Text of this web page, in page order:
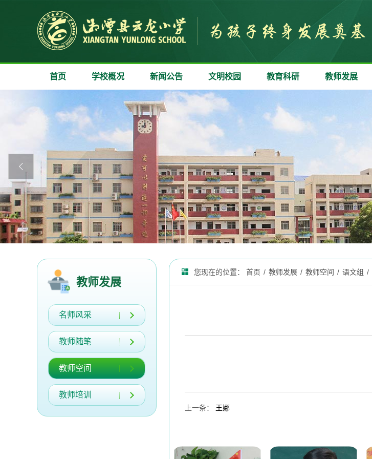
首页 学校概况 新闻公告 文明校园 教育科研 教师发展

教师发展
名师风采
教师随笔
教师空间
教师培训
您现在的位置： 首页 / 教师发展 / 教师空间 / 语文组 /
上一条： 王娜